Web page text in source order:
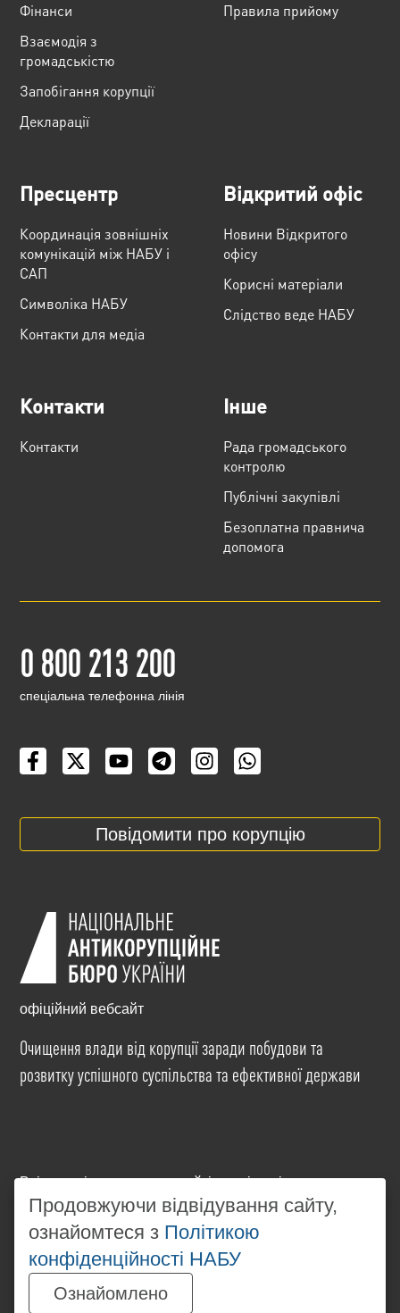
Фінанси
Взаємодія з
громадськістю
Запобігання корупції
Декларації
Правила прийому
Пресцентр
Координація зовнішніх
комунікацій між НАБУ і
САП
Cимволіка НАБУ
Контакти для медіа
Відкритий офіс
Новини Відкритого
офісу
Корисні матеріали
Слідство веде НАБУ
Контакти
Контакти
Інше
Рада громадського
контролю
Публічні закупівлі
Безоплатна правнича
допомога
0 800 213 200
cпеціальна телефонна лінія
Повідомити про корупцію
офіційний вебсайт
Очищення влади від корупції заради побудови та
розвитку успішного суспільства та ефективної держави
Всі матеріали на цьому сайті розміщені на умовах
ліцензіїCreative Commons Attribution-NonCommercial-
NoDerivatives 4.0 International. Використання будь-
яких матеріалів, розміщених на сайті, дозволяється
за умови посилання наwww.nabu.gov.ua
незалежності від повного або часткового
використання матеріалів.
Продовжуючи відвідування сайту,
ознайомтеся з Політикою
конфіденційності НАБУ
Ознайомлено